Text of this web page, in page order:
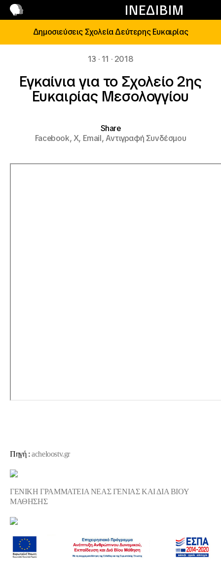
ΙΝΕΔΙΒΙΜ
Επικοινωνία
Δημοσιεύσεις Σχολεία Δεύτερης Ευκαιρίας
13 · 11 · 2018
Εγκαίνια για το Σχολείο 2ης
Ευκαιρίας Μεσολογγίου
Share
Facebook,X, Email,Αντιγραφή Συνδέσμου
Πηγή :acheloostv.gr
ΓΕΝΙΚΗ ΓΡΑΜΜΑΤΕΙΑ ΝΕΑΣ ΓΕΝΙΑΣ ΚΑΙ ΔΙΑ ΒΙΟΥ
ΜΑΘΗΣΗΣ